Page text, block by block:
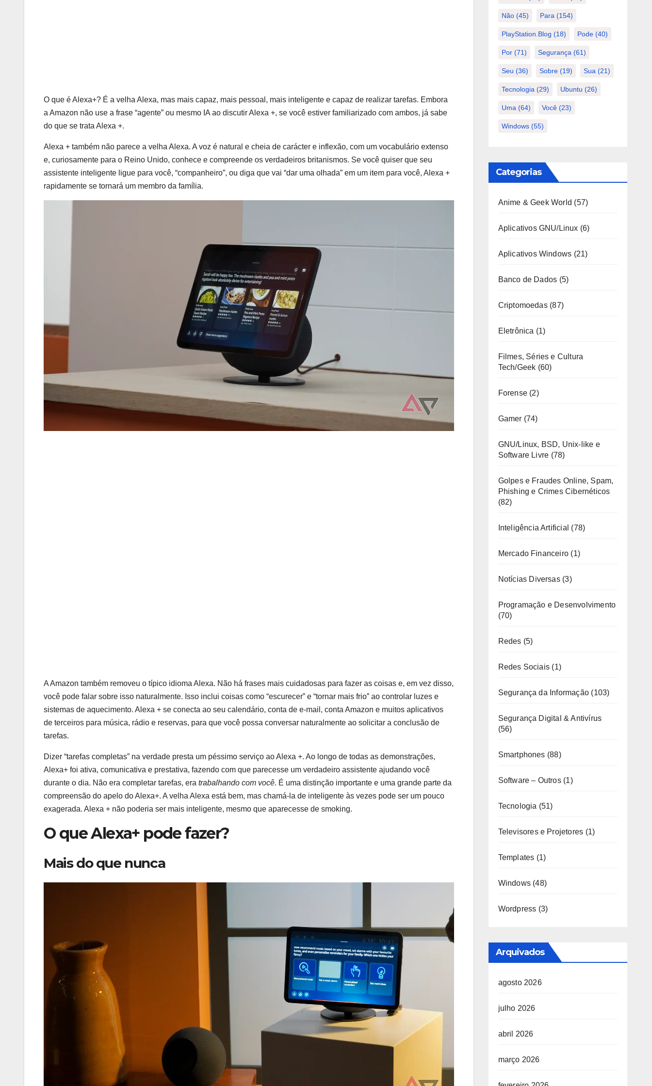
O que é Alexa+? É a velha Alexa, mas mais capaz, mais pessoal, mais inteligente e capaz de realizar tarefas. Embora
a Amazon não use a frase “agente” ou mesmo IA ao discutir Alexa +, se você estiver familiarizado com ambos, já sabe
do que se trata Alexa +.
Alexa + também não parece a velha Alexa. A voz é natural e cheia de carácter e inflexão, com um vocabulário extenso
e, curiosamente para o Reino Unido, conhece e compreende os verdadeiros britanismos. Se você quiser que seu
assistente inteligente ligue para você, “companheiro”, ou diga que vai “dar uma olhada” em um item para você, Alexa +
rapidamente se tornará um membro da família.
A Amazon também removeu o típico idioma Alexa. Não há frases mais cuidadosas para fazer as coisas e, em vez disso,
você pode falar sobre isso naturalmente. Isso inclui coisas como “escurecer” e “tornar mais frio” ao controlar luzes e
sistemas de aquecimento. Alexa + se conecta ao seu calendário, conta de e-mail, conta Amazon e muitos aplicativos
de terceiros para música, rádio e reservas, para que você possa conversar naturalmente ao solicitar a conclusão de
tarefas.
Dizer “tarefas completas” na verdade presta um péssimo serviço ao Alexa +. Ao longo de todas as demonstrações,
Alexa+ foi ativa, comunicativa e prestativa, fazendo com que parecesse um verdadeiro assistente ajudando você
durante o dia. Não era completar tarefas, era trabalhando com você. É uma distinção importante e uma grande parte da
compreensão do apelo do Alexa+. A velha Alexa está bem, mas chamá-la de inteligente às vezes pode ser um pouco
exagerada. Alexa + não poderia ser mais inteligente, mesmo que aparecesse de smoking.
O que Alexa+ pode fazer?
Mais do que nunca
Não(45) Para (154)
PlayStation.Blog (18) Pode(40)
Por(71) Segurança (61)
Seu (36) Sobre(19) Sua (21)
Tecnologia (29) Ubuntu (26)
Uma (64) Você(23)
Windows(55)
Categorias
Anime & Geek World (57)
Aplicativos GNU/Linux (6)
Aplicativos Windows (21)
Banco de Dados (5)
Criptomoedas(87)
Eletrônica (1)
Filmes, Séries e Cultura
Tech/Geek (60)
Forense(2)
Gamer (74)
GNU/Linux, BSD, Unix-like e
Software Livre (78)
Golpes e Fraudes Online, Spam,
Phishing e Crimes Cibernéticos
(82)
Inteligência Artificial (78)
Mercado Financeiro (1)
Notícias Diversas(3)
Programação e Desenvolvimento
(70)
Redes (5)
Redes Sociais (1)
Segurança da Informação (103)
Segurança Digital & Antivírus
(56)
Smartphones (88)
Software – Outros(1)
Tecnologia (51)
Televisores e Projetores (1)
Templates (1)
Windows(48)
Wordpress (3)
Arquivados
agosto 2026
julho 2026
abril 2026
março 2026